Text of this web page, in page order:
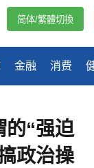
金融 消费
简体/繁體切換
的“强迫
政治操